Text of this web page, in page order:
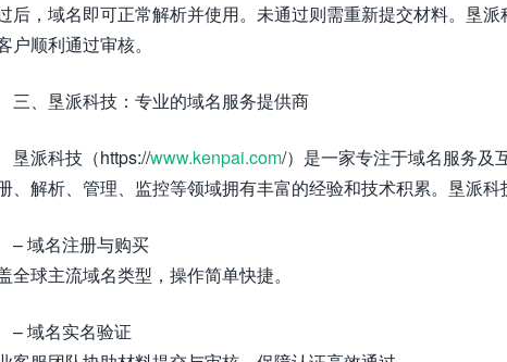
后，域名即可正常解析并使用。未通过则需重新提交材料。垦
户顺利通过审核。
三、垦派科技：专业的域名服务提供商
垦派科技（https://www.kenpai.com/）是一家专注于域名服务及
、解析、管理、监控等领域拥有丰富的经验和技术积累。垦派
– 域名注册与购买
全球主流域名类型，操作简单快捷。
– 域名实名验证